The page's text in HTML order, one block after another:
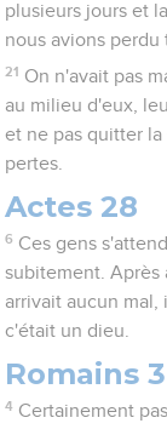
plusieurs jours et
nous avions perdu
21 On n'avait pas
au milieu d'eux,
et ne pas quitter
pertes.
Actes 28
6 Ces gens
subitement. Après
arrivait aucun
c'était un dieu.
Romains 3
4 Certainement